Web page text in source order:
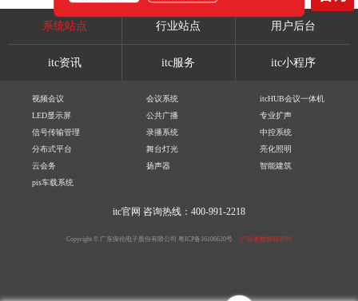
系统站点 行业站点 用户后台
itc资讯 itc服务 itc小程序
视频会议 会议系统
itcHUB会议一体机
LED显示屏
公共广播
专业扩声
信号传输管理
录播系统
中控系统
分布式平台
舞台灯光
亮化照明
云会务
扬声器
智能建筑
pis车载系统
itc官网 咨询热线：400-991-2218
Copyright © 广东保伦电子股份有限公司 粤ICP备16106620号 产品参数解释声明